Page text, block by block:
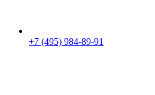
+7 (495) 984-89-91